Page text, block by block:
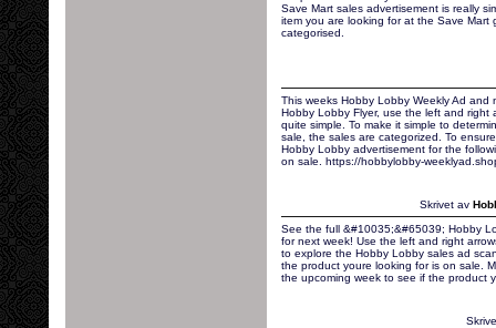
Save Mart sales advertisement is really
item you are looking for at the Save Mart
categorised.
This weeks Hobby Lobby Weekly Ad
Hobby Lobby Flyer, use the left and right
quite simple. To make it simple to
sale, the sales are categorized. To
Hobby Lobby advertisement for the
on sale. https://hobbylobby-
Skrivet av
See the full &#10035;&#65039; Hobby
for next week! Use the left and right
to explore the Hobby Lobby sales ad
the product youre looking for is on sale.
the upcoming week to see if the product